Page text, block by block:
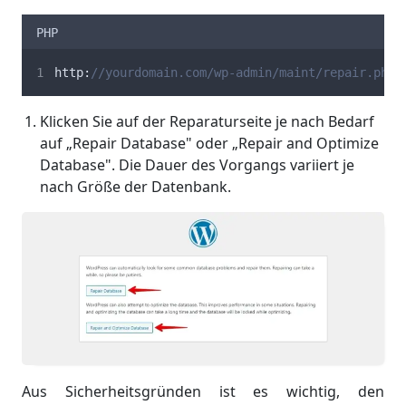
PHP
http: //yourdomain.com/wp-admin/maint/repair.php
Klicken Sie auf der Reparaturseite je nach Bedarf
auf „Repair Database" oder „Repair and Optimize
Database". Die Dauer des Vorgangs variiert je
nach Größe der Datenbank.
Aus Sicherheitsgründen ist es wichtig, den